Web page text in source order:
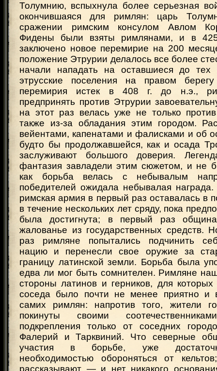
Толумнию, вспыхнула более серьезная
окончившаяся для римлян: царь
сражении римским консулом Авлом
Фидены были взяты римлянами, и в
заключено новое перемирие на 200
положение Этрурии делалось все более
начали нападать на оставшиеся до тех
этрусские поселения на правом
перемирия истек в 408 г. до н.э.,
предпринять против Этрурии
на этот раз велась уже не только
также из-за обладания этим городом.
вейентами, капенатами и фалисками и об
будто бы продолжавшейся, как и осада
заслуживают большого доверия.
фантазия завладели этим сюжетом, и не
как борьба велась с небывалым
победителей ожидала небывалая
римская армия в первый раз оставалась в
в течение нескольких лет сряду, пока
была достигнута; в первый раз
жалованье из государственных средств.
раз римляне попытались подчинить
нацию и перенесли свое оружие за
границу латинской земли. Борьба была
едва ли мог быть сомнителен. Римляне
стороны латинов и герников, для которых
соседа было почти не менее приятно и
самих римлян: напротив того, жители
покинуты своими
подкрепления только от соседних
Фалерий и Тарквиний. Что северные
участия в борьбе, уже
необходимостью обороняться от
рассказывают — и нет никакого